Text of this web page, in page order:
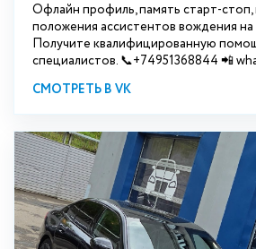
Офлайн профиль, память старт-стоп,
положения ассистентов вождения
Получите квалифицированную
специалистов. 📞+74951368844 📲
СМОТРЕТЬ В VK